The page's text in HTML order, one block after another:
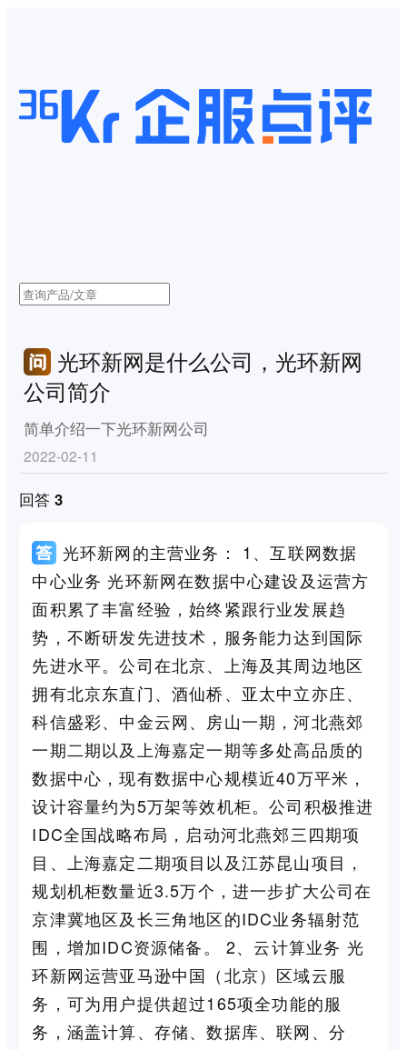
光环新网是什么公司，光环新网
公司简介
简单介绍一下光环新网公司
2022-02-11
回答 3
光环新网的主营业务： 1、互联网数据
中心业务 光环新网在数据中心建设及运营方
面积累了丰富经验，始终紧跟行业发展趋
势，不断研发先进技术，服务能力达到国际
先进水平。公司在北京、上海及其周边地区
拥有北京东直门、酒仙桥、亚太中立亦庄、
科信盛彩、中金云网、房山一期，河北燕郊
一期二期以及上海嘉定一期等多处高品质的
数据中心，现有数据中心规模近40万平米，
设计容量约为5万架等效机柜。公司积极推进
IDC全国战略布局，启动河北燕郊三四期项
目、上海嘉定二期项目以及江苏昆山项目，
规划机柜数量近3.5万个，进一步扩大公司在
京津冀地区及长三角地区的IDC业务辐射范
围，增加IDC资源储备。 2、云计算业务 光
环新网运营亚马逊中国（北京）区域云服
务，可为用户提供超过165项全功能的服
务，涵盖计算、存储、数据库、联网、分